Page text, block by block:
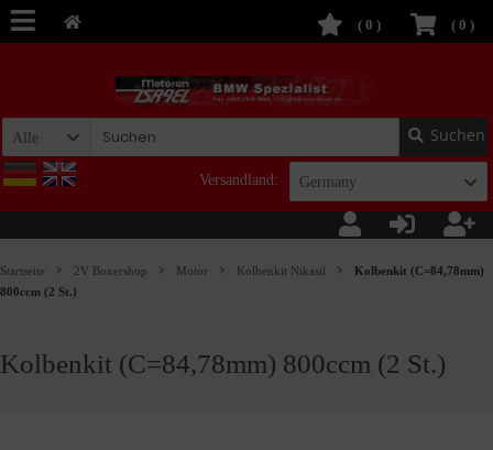
( 0 )
( 0 )
Alle Suchen
Versandland: Germany
Startseite 2V Boxershop Motor Kolbenkit Nikasil
Kolbenkit (C=84,78mm)
800ccm (2 St.)
Kolbenkit (C=84,78mm) 800ccm (2 St.)